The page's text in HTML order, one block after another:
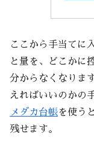
ここから手当てに
と量を、どこかに
分からなくなりま
えればいいのかの
メダカ台帳を使う
残せます。